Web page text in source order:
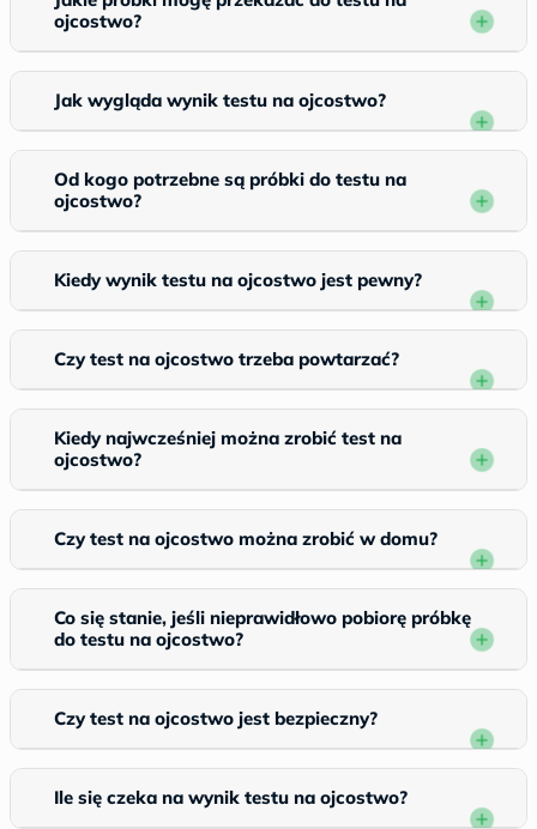
ojcostwo?
Jak wygląda wynik testu na ojcostwo?
Od kogo potrzebne są próbki do testu na
ojcostwo?
Kiedy wynik testu na ojcostwo jest pewny?
Czy test na ojcostwo trzeba powtarzać?
Kiedy najwcześniej można zrobić test na
ojcostwo?
Czy test na ojcostwo można zrobić w domu?
Co się stanie, jeśli nieprawidłowo pobiorę próbkę
do testu na ojcostwo?
Czy test na ojcostwo jest bezpieczny?
Ile się czeka na wynik testu na ojcostwo?